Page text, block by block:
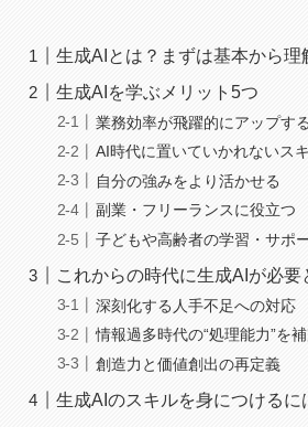
生成AIとは？まずは基本から理
生成AIを学ぶメリット5つ
業務効率が飛躍的にアップす
AI時代に置いていかれないス
自分の強みをより活かせる
副業・フリーランスに役立つ
子どもや高齢者の学習・サポ
これからの時代に生成AIが必要
深刻化する人手不足への対応
情報過多時代の“処理能力”を
創造力と価値創出の再定義
生成AIのスキルを身につけるに